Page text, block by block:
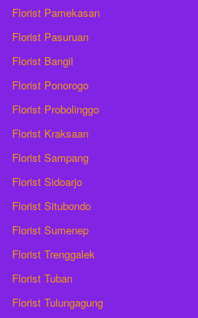
Florist Pamekasan
Florist Pasuruan
Florist Bangil
Florist Ponorogo
Florist Probolinggo
Florist Kraksaan
Florist Sampang
Florist Sidoarjo
Florist Situbondo
Florist Sumenep
Florist Trenggalek
Florist Tuban
Florist Tulungagung